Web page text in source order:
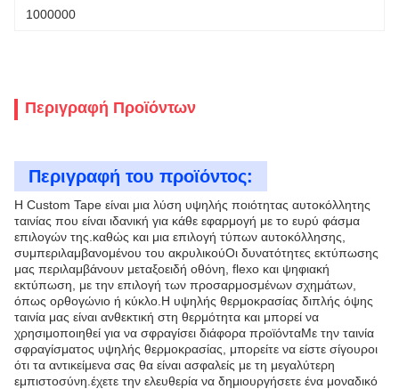
1000000
Περιγραφή Προϊόντων
Περιγραφή του προϊόντος:
Η Custom Tape είναι μια λύση υψηλής ποιότητας αυτοκόλλητης
ταινίας που είναι ιδανική για κάθε εφαρμογή με το ευρύ φάσμα
επιλογών της.καθώς και μια επιλογή τύπων αυτοκόλλησης,
συμπεριλαμβανομένου του ακρυλικούΟι δυνατότητες εκτύπωσης
μας περιλαμβάνουν μεταξοειδή οθόνη, flexo και ψηφιακή
εκτύπωση, με την επιλογή των προσαρμοσμένων σχημάτων,
όπως ορθογώνιο ή κύκλο.Η υψηλής θερμοκρασίας διπλής όψης
ταινία μας είναι ανθεκτική στη θερμότητα και μπορεί να
χρησιμοποιηθεί για να σφραγίσει διάφορα προϊόνταΜε την ταινία
σφραγίσματος υψηλής θερμοκρασίας, μπορείτε να είστε σίγουροι
ότι τα αντικείμενα σας θα είναι ασφαλείς με τη μεγαλύτερη
εμπιστοσύνη.έχετε την ελευθερία να δημιουργήσετε ένα μοναδικό